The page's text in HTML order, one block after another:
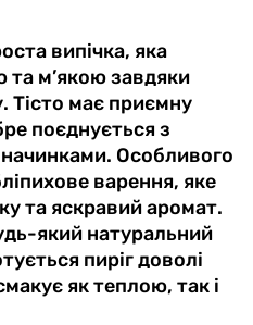
випічка, яка
м’якою завдяки
Тісто має приємну
поєднується з
Особливого
варення, яке
та яскравий аромат.
який натуральний
пиріг доволі
як теплою, так і